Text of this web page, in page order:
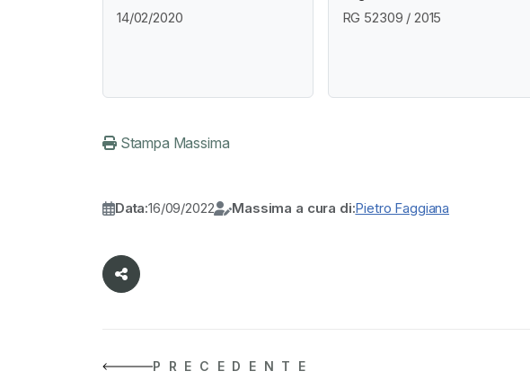
14/02/2020 RG 52309 / 2015
Stampa Massima
Data:16/09/2022 Massima a cura di:Pietro Faggiana
PRECEDENTE